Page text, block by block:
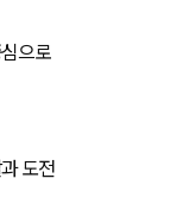
으로
의 역할과 도전